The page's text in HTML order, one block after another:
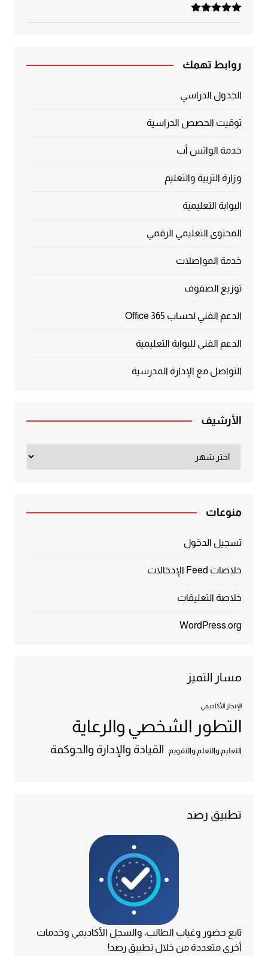
تم التقييم
روابط تهمك
الجدول الدراسي
توقيت الحصص الدراسية
خدمة الواتس أب
وزارة التربية والتعليم
البوابة التعليمية
المحتوى التعليمي الرقمي
خدمة المواصلات
توزيع الصفوف
الدعم الفني لحساب Office 365
الدعم الفني للبوابة التعليمية
التواصل مع الإدارة المدرسية
الأرشيف
منوعات
تسجيل الدخول
خلاصات Feed الإدخالات
خلاصة التعليقات
WordPress.org
مسار التميز
الإنجاز الأكاديمي
التطور الشخصي والرعاية
التعليم والتعلم والتقويم القيادة والإدارة والحوكمة
تطبيق رصد
تابع حضور وغياب الطالب، والسجل الأكاديمي وخدمات
أخرى متعددة من خلال تطبيق رصد!